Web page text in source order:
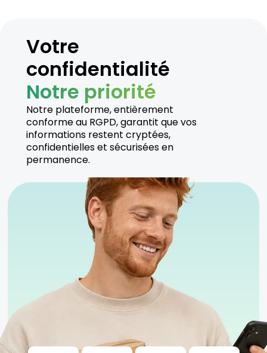
Votre
confidentialité
Notre priorité
Notre plateforme, entièrement
conforme au RGPD, garantit que vos
informations restent cryptées,
confidentielles et sécurisées en
permanence.